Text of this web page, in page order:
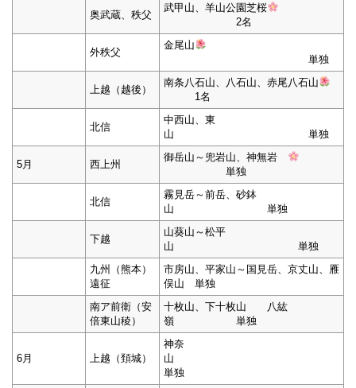
奥武蔵、秩父
武甲山、羊山公園芝桜
2名
外秩父
金尾山
単独
上越（越後）
南条八石山、八石山、赤尾八石山
1名
北信
中西山、東
山 単独
5月 西上州
御岳山～兜岩山、神無岩
単独
北信
霧見岳～前岳、砂鉢
山 単独
下越
山葵山～松平
山 単独
九州（熊本）
遠征
市房山、平家山～国見岳、京丈山、雁
俣山 単独
南ア前衛（安
倍東山稜）
十枚山、下十枚山 八紘
嶺 単独
6月 上越（頚城）
神奈
山
単独